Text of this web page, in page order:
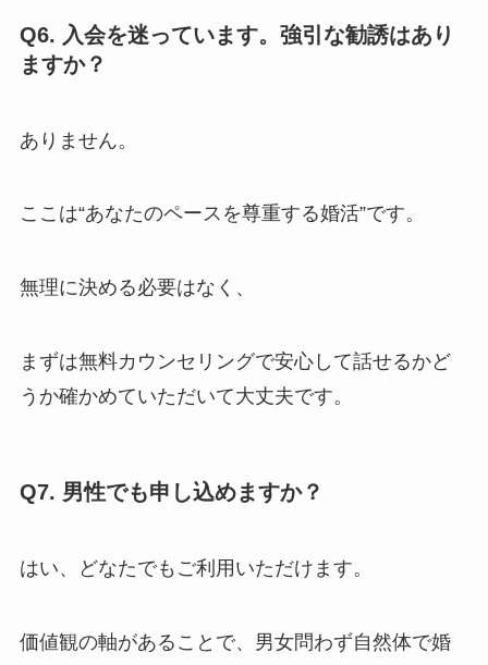
Q6. 入会を迷っています。強引な勧誘はあり
ますか？
ありません。
ここは“あなたのペースを尊重する婚活”です。
無理に決める必要はなく、
まずは無料カウンセリングで安心して話せるかど
うか確かめていただいて大丈夫です。
Q7. 男性でも申し込めますか？
はい、どなたでもご利用いただけます。
価値観の軸があることで、男女問わず自然体で婚